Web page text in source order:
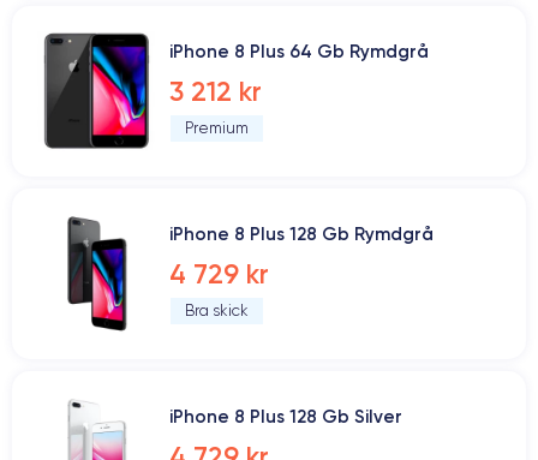
iPhone 8 Plus 64 Gb Rymdgrå
3 212 kr
Premium
iPhone 8 Plus 128 Gb Rymdgrå
4 729 kr
Bra skick
iPhone 8 Plus 128 Gb Silver